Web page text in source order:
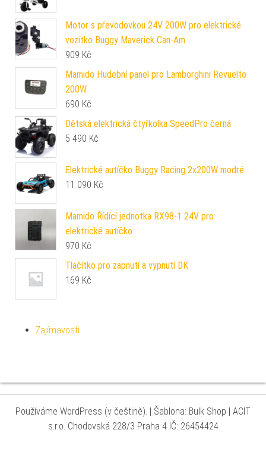
Motor s převodovkou 24V 200W pro elektrické
vozítko Buggy Maverick Can-Am
909 Kč
Mamido Hudební panel pro Lamborghini Revuelto
200W
690 Kč
Dětská elektrická čtyřkolka SpeedPro černá
5 490 Kč
Elektrické autíčko Buggy Racing 2x200W modré
11 090 Kč
Mamido Řídící jednotka RX98-1 24V pro
elektrické autíčko
970 Kč
Tlačítko pro zapnutí a vypnutí DK
169 Kč
Zajímavosti
Používáme WordPress (v češtině). | Šablona: Bulk Shop | ACIT
s.r.o. Chodovská 228/3 Praha 4 IČ: 26454424